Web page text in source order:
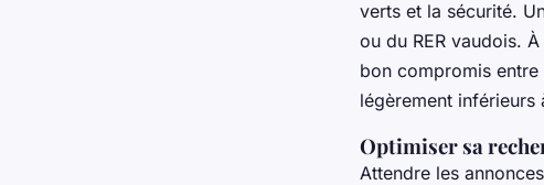
verts et la sécurité.
ou du RER vaudois.
bon compromis
légèrement inférieurs
Optimiser sa
Attendre les